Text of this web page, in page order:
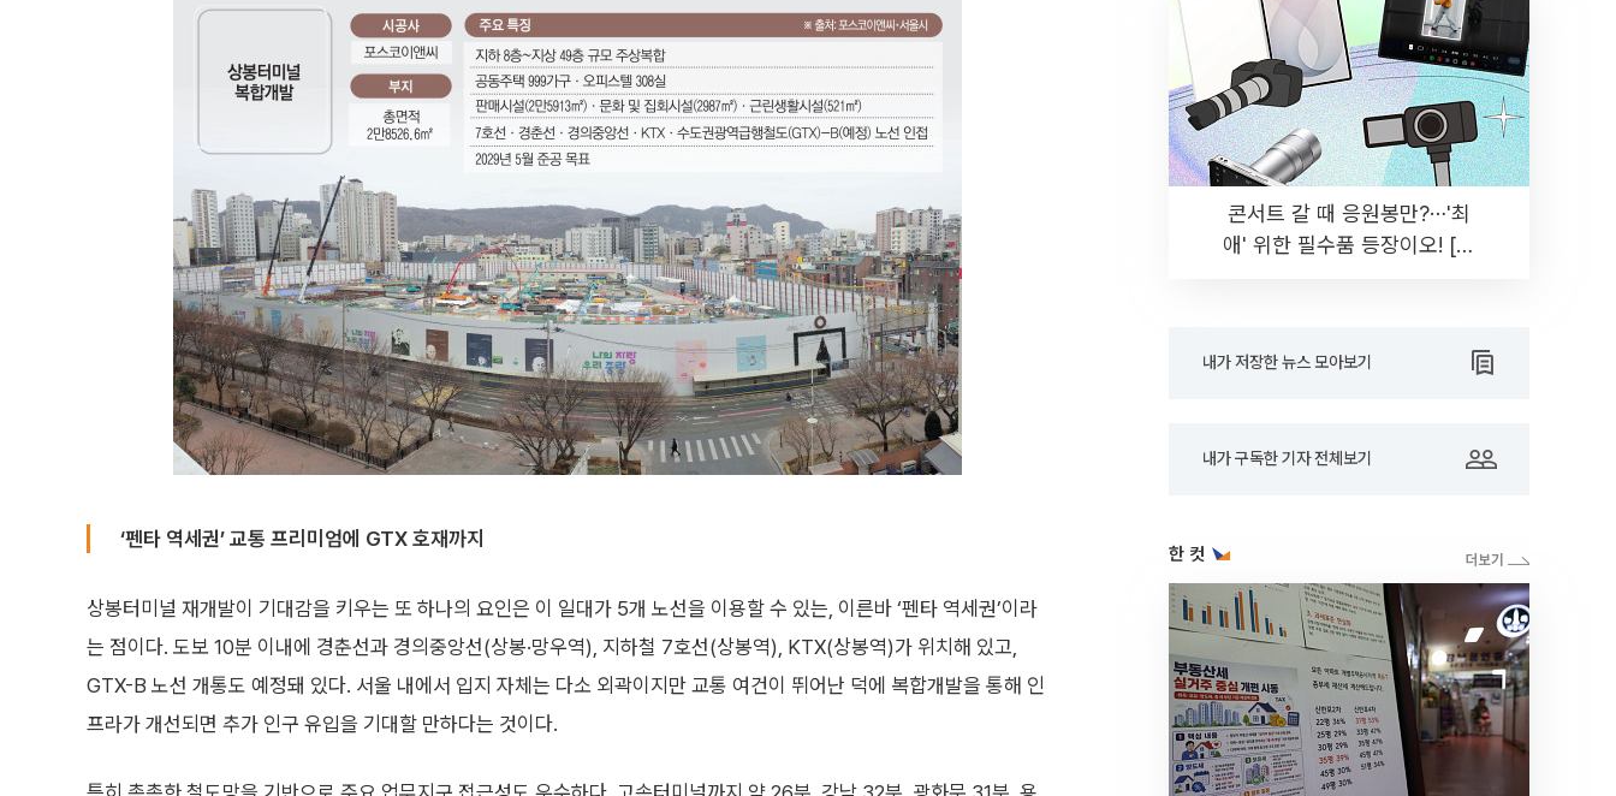
‘펜타 역세권’ 교통 프리미엄에 GTX 호재까지
상봉터미널 재개발이 기대감을 키우는 또 하나의 요인은 이 일대가 5개 노선을 이용할 수 있는, 이른바 ‘펜타 역세권’이라
는 점이다. 도보 10분 이내에 경춘선과 경의중앙선(상봉·망우역), 지하철 7호선(상봉역), KTX(상봉역)가 위치해 있고,
GTX-B 노선 개통도 예정돼 있다. 서울 내에서 입지 자체는 다소 외곽이지만 교통 여건이 뛰어난 덕에 복합개발을 통해 인
프라가 개선되면 추가 인구 유입을 기대할 만하다는 것이다.
콘서트 갈 때 응원봉만?⋯'최
애' 위한 필수품 등장이오! [솔
내가 저장한 뉴스 모아보기
내가 구독한 기자 전체보기
한 컷